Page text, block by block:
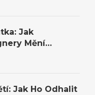
Jak
Mění
Jak Ho Odhalit